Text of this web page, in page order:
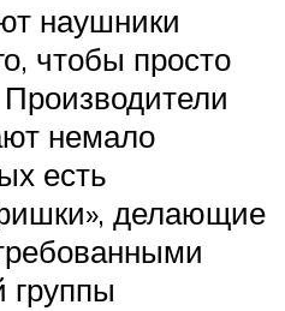
наушники
чтобы просто
немало
есть
делающие
группы